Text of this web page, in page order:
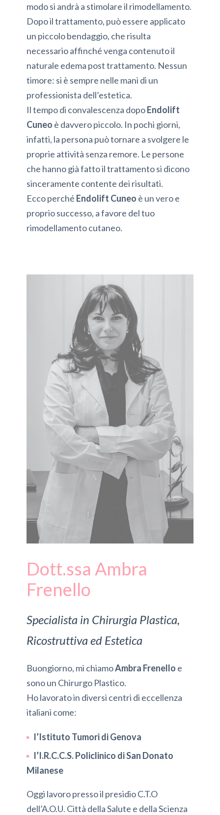
modo si andrà a stimolare il rimodellamento.
Dopo il trattamento, può essere applicato
un piccolo bendaggio, che risulta
necessario affinché venga contenuto il
naturale edema post trattamento. Nessun
timore: si è sempre nelle mani di un
professionista dell’estetica.
Il tempo di convalescenza dopoEndolift
Cuneo è davvero piccolo. In pochi giorni,
infatti, la persona può tornare a svolgere le
proprie attività senza remore. Le persone
che hanno già fatto il trattamento si dicono
sinceramente contente dei risultati.
Ecco perché Endolift Cuneo è un vero e
proprio successo, a favore del tuo
rimodellamento cutaneo.
Dott.ssa Ambra
Frenello
Specialista in Chirurgia Plastica,
Ricostruttiva ed Estetica
Buongiorno, mi chiamoAmbra Frenello e
sono un Chirurgo Plastico.
Ho lavorato in diversi centri di eccellenza
italiani come:
l’Istituto Tumori di Genova
l’I.R.C.C.S. Policlinico di San Donato
Milanese
Oggi lavoro presso il presidio C.T.O
dell’A.O.U. Città della Salute e della Scienza